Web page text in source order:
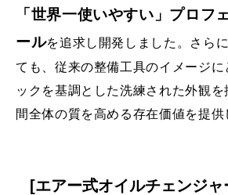
お知らせ メンバ
タイヤ安心補償 物件
企業情報 採用情
お問い合わせ
「世界一使いやすい」プロフ
ールを追求し開発しました。さら
ても、従来の整備工具のイメージに
ックを基調とした洗練された外観
間全体の質を高める存在価値を提供
[エアー式オイルチェンジ